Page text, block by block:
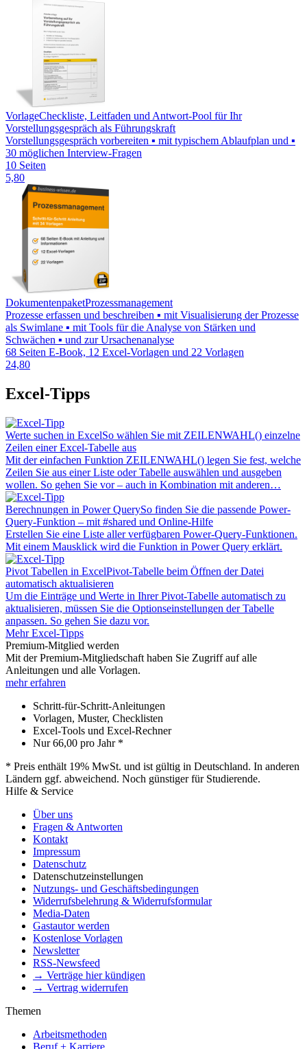
VorlageCheckliste, Leitfaden und Antwort-Pool für Ihr
Vorstellungsgespräch als Führungskraft
Vorstellungsgespräch vorbereiten ▪ mit typischem Ablaufplan und ▪
30 möglichen Interview-Fragen
10 Seiten
5,80
DokumentenpaketProzessmanagement
Prozesse erfassen und beschreiben ▪ mit Visualisierung der Prozesse
als Swimlane ▪ mit Tools für die Analyse von Stärken und
Schwächen ▪ und zur Ursachenanalyse
68 Seiten E-Book, 12 Excel-Vorlagen und 22 Vorlagen
24,80
Excel-Tipps
Werte suchen in ExcelSo wählen Sie mit ZEILENWAHL() einzelne
Zeilen einer Excel-Tabelle aus
Mit der einfachen Funktion ZEILENWAHL() legen Sie fest, welche
Zeilen Sie aus einer Liste oder Tabelle auswählen und ausgeben
wollen. So gehen Sie vor – auch in Kombination mit anderen…
Berechnungen in Power QuerySo finden Sie die passende Power-
Query-Funktion – mit #shared und Online-Hilfe
Erstellen Sie eine Liste aller verfügbaren Power-Query-Funktionen.
Mit einem Mausklick wird die Funktion in Power Query erklärt.
Pivot Tabellen in ExcelPivot-Tabelle beim Öffnen der Datei
automatisch aktualisieren
Um die Einträge und Werte in Ihrer Pivot-Tabelle automatisch zu
aktualisieren, müssen Sie die Optionseinstellungen der Tabelle
anpassen. So gehen Sie dazu vor.
Mehr Excel-Tipps
Premium-Mitglied werden
Mit der Premium-Mitgliedschaft haben Sie Zugriff auf alle
Anleitungen und alle Vorlagen.
mehr erfahren
Schritt-für-Schritt-Anleitungen
Vorlagen, Muster, Checklisten
Excel-Tools und Excel-Rechner
Nur66,00 pro Jahr *
* Preis enthält 19% MwSt. und ist gültig in Deutschland. In anderen
Ländern ggf. abweichend. Noch günstiger für Studierende.
Hilfe & Service
Über uns
Fragen & Antworten
Kontakt
Impressum
Datenschutz
Datenschutzeinstellungen
Nutzungs- und Geschäftsbedingungen
Widerrufsbelehrung & Widerrufsformular
Media-Daten
Gastautor werden
Kostenlose Vorlagen
Newsletter
RSS-Newsfeed
→ Verträge hier kündigen
→ Vertrag widerrufen
Themen
Arbeitsmethoden
Beruf + Karriere